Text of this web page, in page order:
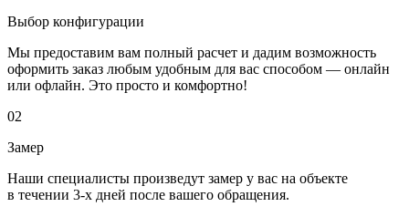
Выбор конфигурации
Мы предоставим вам полный расчет и дадим возможность
оформить заказ любым удобным для вас способом — онлайн
или офлайн. Это просто и комфортно!
02
Замер
Наши специалисты произведут замер у вас на объекте
в течении 3-х дней после вашего обращения.